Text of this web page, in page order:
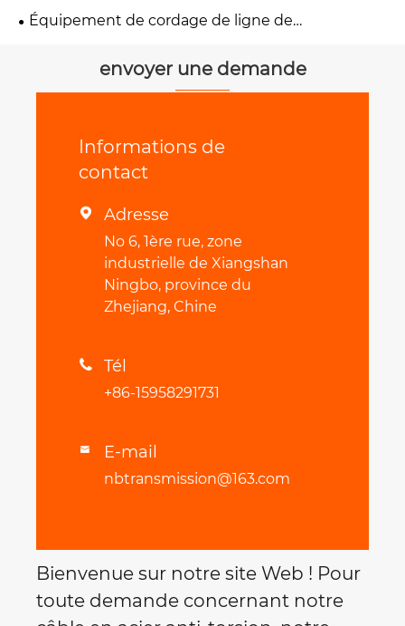
Équipement de cordage de ligne de
envoyer une demande
Informations de
contact
 Adresse
No 6, 1ère rue, zone
industrielle de Xiangshan
Ningbo, province du
Zhejiang, Chine
 Tél
+86-15958291731
 E-mail
nbtransmission@163.com
Bienvenue sur notre site Web ! Pour
toute demande concernant notre